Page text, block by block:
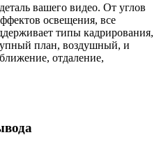
вашего видео. От углов
освещения, все
типы кадрирования,
план, воздушный, и
отдаление,